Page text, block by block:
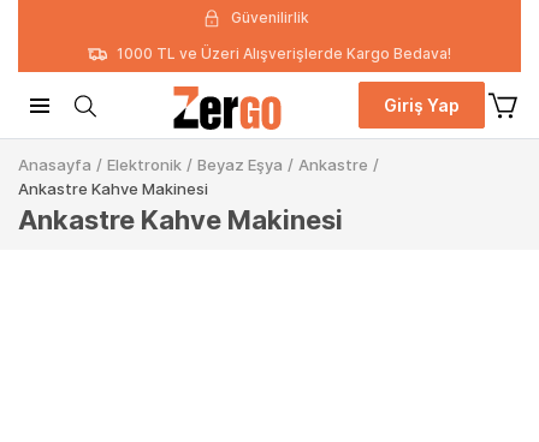
Güvenilirlik
1000 TL ve Üzeri Alışverişlerde Kargo Bedava!
Giriş Yap
Anasayfa / Elektronik / Beyaz Eşya / Ankastre /
Ankastre Kahve Makinesi
Ankastre Kahve Makinesi